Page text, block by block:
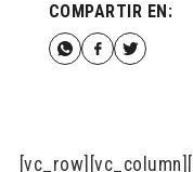
COMPARTIR EN: